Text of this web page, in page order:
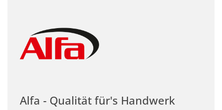
Alfa - Qualität für's Handwerk